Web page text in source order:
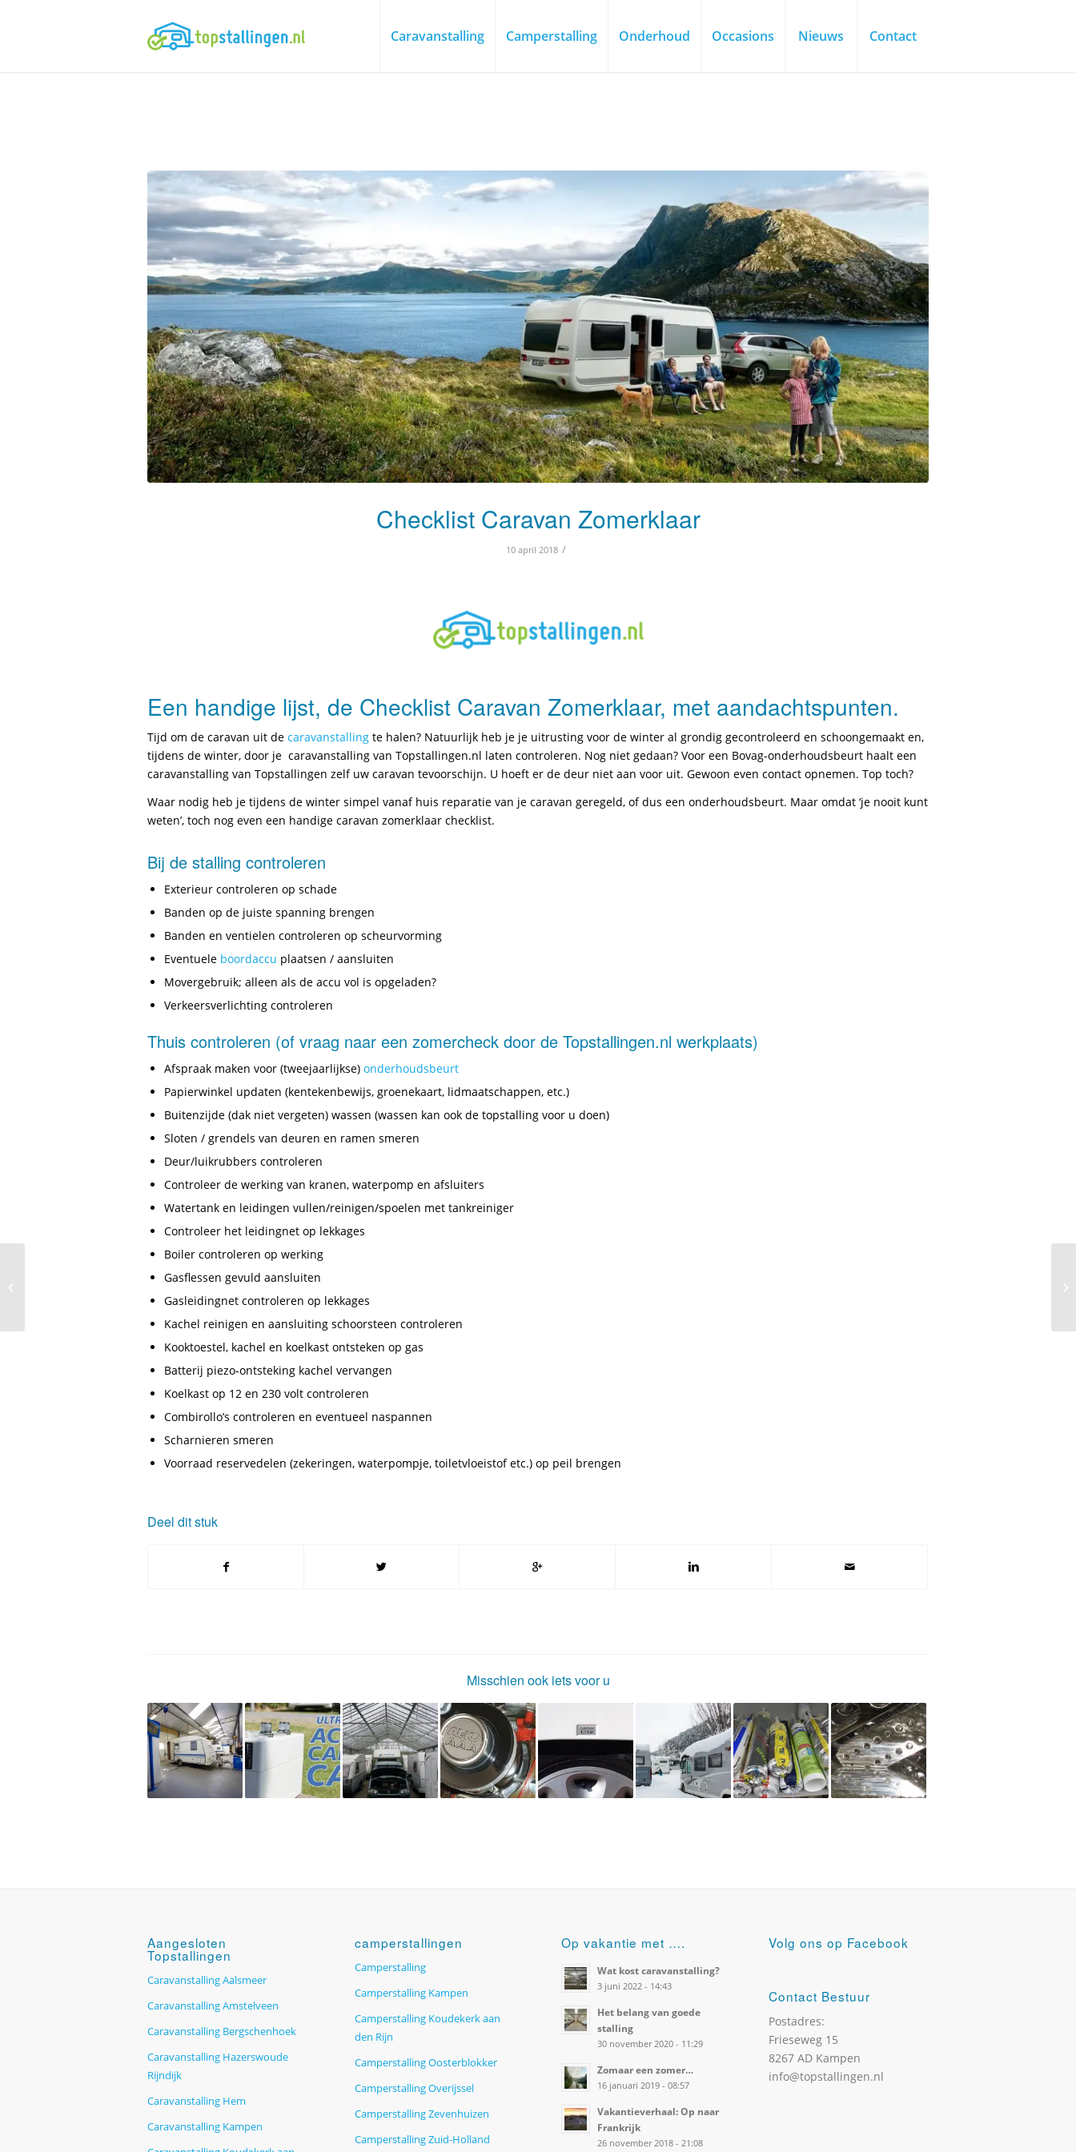
Caravanstalling Camperstalling Onderhoud Occasions Nieuws Contact
Checklist Caravan Zomerklaar
10 april 2018 /
Een handige lijst, de Checklist Caravan Zomerklaar, met aandachtspunten.
Tijd om de caravan uit decaravanstalling te halen? Natuurlijk heb je je uitrusting voor de winter al grondig gecontroleerd en schoongemaakt en,
tijdens de winter, door je caravanstalling van Topstallingen.nl laten controleren. Nog niet gedaan? Voor een Bovag-onderhoudsbeurt haalt een
caravanstalling van Topstallingen zelf uw caravan tevoorschijn. U hoeft er de deur niet aan voor uit. Gewoon even contact opnemen. Top toch?
Waar nodig heb je tijdens de winter simpel vanaf huis reparatie van je caravan geregeld, of dus een onderhoudsbeurt. Maar omdat ‘je nooit kunt
weten’, toch nog even een handige caravan zomerklaar checklist.
Bij de stalling controleren
Exterieur controleren op schade
Banden op de juiste spanning brengen
Banden en ventielen controleren op scheurvorming
Eventuele boordaccu plaatsen / aansluiten
Movergebruik; alleen als de accu vol is opgeladen?
Verkeersverlichting controleren
Thuis controleren (of vraag naar een zomercheck door de Topstallingen.nl werkplaats)
Afspraak maken voor (tweejaarlijkse)onderhoudsbeurt
Papierwinkel updaten (kentekenbewijs, groenekaart, lidmaatschappen, etc.)
Buitenzijde (dak niet vergeten) wassen (wassen kan ook de topstalling voor u doen)
Sloten / grendels van deuren en ramen smeren
Deur/luikrubbers controleren
Controleer de werking van kranen, waterpomp en afsluiters
Watertank en leidingen vullen/reinigen/spoelen met tankreiniger
Controleer het leidingnet op lekkages
Boiler controleren op werking
Gasflessen gevuld aansluiten
Gasleidingnet controleren op lekkages
Kachel reinigen en aansluiting schoorsteen controleren
Kooktoestel, kachel en koelkast ontsteken op gas
Batterij piezo-ontsteking kachel vervangen
Koelkast op 12 en 230 volt controleren
Combirollo’s controleren en eventueel naspannen
Scharnieren smeren
Voorraad reservedelen (zekeringen, waterpompje, toiletvloeistof etc.) op peil brengen
Deel dit stuk
Misschien ook iets voor u
Aangesloten
Topstallingen
Caravanstalling Aalsmeer
Caravanstalling Amstelveen
Caravanstalling Bergschenhoek
Caravanstalling Hazerswoude
Rijndijk
Caravanstalling Hem
Caravanstalling Kampen
camperstallingen
Camperstalling
Camperstalling Kampen
Camperstalling Koudekerk aan
den Rijn
Camperstalling Oosterblokker
Camperstalling Overijssel
Camperstalling Zevenhuizen
Camperstalling Zuid-Holland
Op vakantie met ….
Wat kost caravanstalling?
3 juni 2022 - 14:43
Het belang van goede
stalling
30 november 2020 - 11:29
Zomaar een zomer…
16 januari 2019 - 08:57
Vakantieverhaal: Op naar
Frankrijk
26 november 2018 - 21:08
Volg ons op Facebook
Contact Bestuur
Postadres:
Frieseweg 15
8267 AD Kampen
info@topstallingen.nl